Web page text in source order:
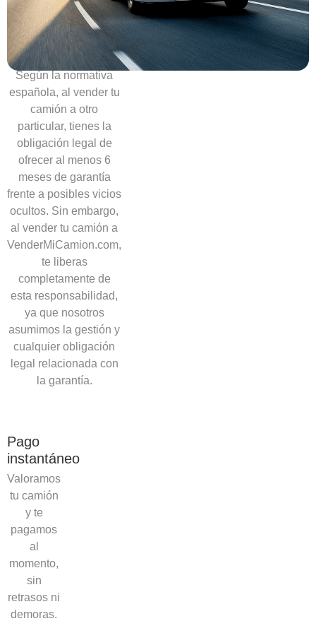
necesidad
de
ofrecer
garantías
Según la normativa
española, al vender tu
camión a otro
particular, tienes la
obligación legal de
ofrecer al menos 6
meses de garantía
frente a posibles vicios
ocultos. Sin embargo,
al vender tu camión a
VenderMiCamion.com,
te liberas
completamente de
esta responsabilidad,
ya que nosotros
asumimos la gestión y
cualquier obligación
legal relacionada con
la garantía.
Pago
instantáneo
Valoramos
tu camión
y te
pagamos
al
momento,
sin
retrasos ni
demoras.